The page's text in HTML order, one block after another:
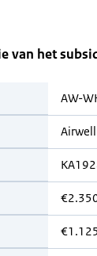
van het
AW-
Airwell